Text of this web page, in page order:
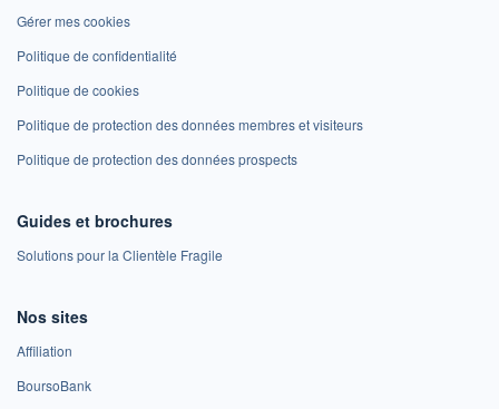
Gérer mes cookies
Politique de confidentialité
Politique de cookies
Politique de protection des données membres et visiteurs
Politique de protection des données prospects
Guides et brochures
Solutions pour la Clientèle Fragile
Nos sites
Affiliation
BoursoBank